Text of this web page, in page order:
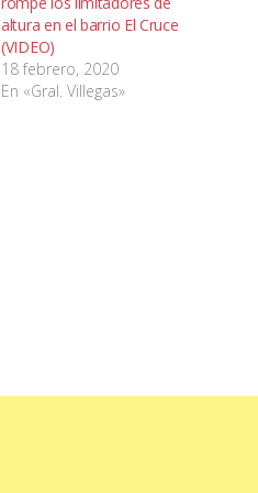
altura en el barrio El Cruce
(VIDEO)
18 febrero, 2020
En «Gral. Villegas»